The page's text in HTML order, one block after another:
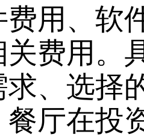
费用、软
关费用。
求、选择
餐厅在投